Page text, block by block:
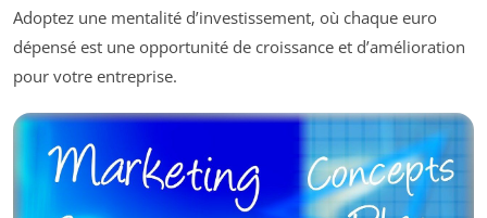
Adoptez une mentalité d’investissement, où chaque euro
dépensé est une opportunité de croissance et d’amélioration
pour votre entreprise.